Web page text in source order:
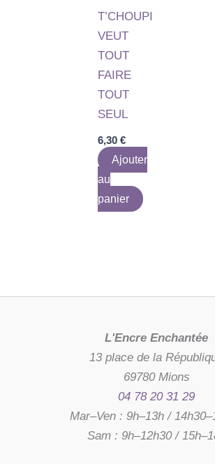
T’CHOUPI
VEUT
TOUT
FAIRE
TOUT
SEUL
6,30€
Ajouter
au
panier
L'Encre Enchantée
13 place de la
69780 Mions
04 78 20 31 29
Mar–Ven : 9h–13h /
Sam : 9h–12h30 /